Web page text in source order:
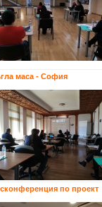
маса - София
по проект